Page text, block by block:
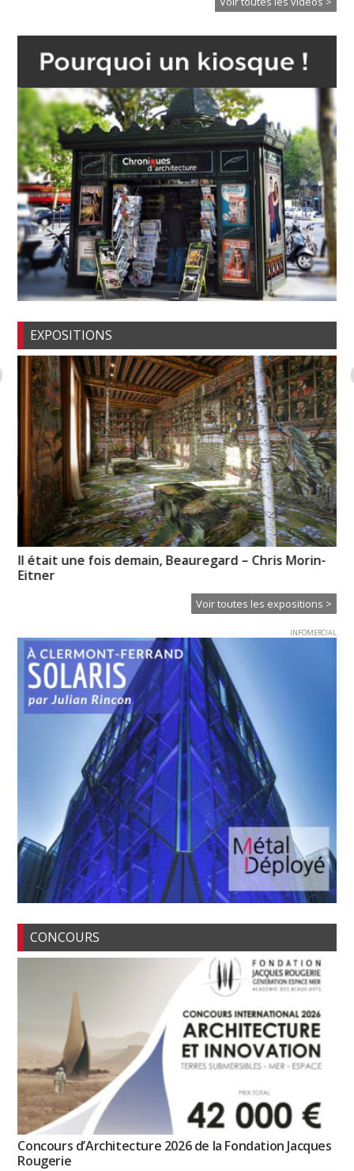
EXPOSITIONS
Il était une fois demain, Beauregard – Chris Morin-
Eitner
Voir toutes les expositions >
INFOMERCIAL
CONCOURS
Concours d’Architecture 2026 de la Fondation Jacques
Rougerie